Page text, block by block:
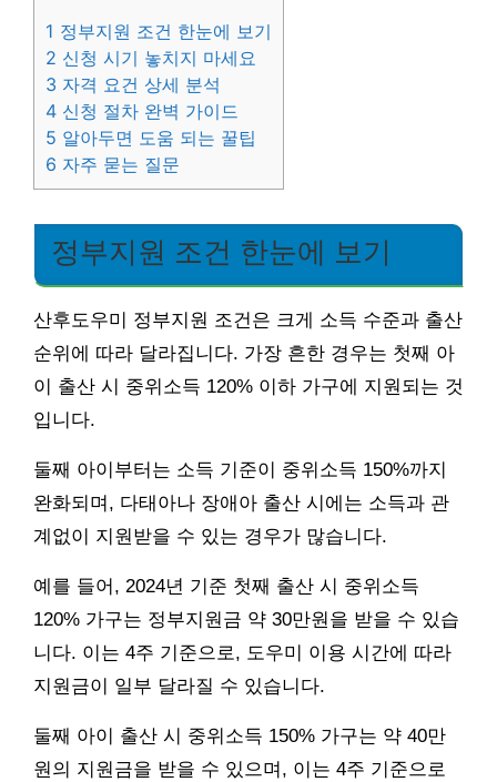
1 정부지원 조건 한눈에 보기
2 신청 시기 놓치지 마세요
3 자격 요건 상세 분석
4 신청 절차 완벽 가이드
5 알아두면 도움 되는 꿀팁
6 자주 묻는 질문
정부지원 조건 한눈에 보기
산후도우미 정부지원 조건은 크게 소득 수준과 출산
순위에 따라 달라집니다. 가장 흔한 경우는 첫째 아
이 출산 시 중위소득 120% 이하 가구에 지원되는 것
입니다.
둘째 아이부터는 소득 기준이 중위소득 150%까지
완화되며, 다태아나 장애아 출산 시에는 소득과 관
계없이 지원받을 수 있는 경우가 많습니다.
예를 들어, 2024년 기준 첫째 출산 시 중위소득
120% 가구는 정부지원금 약 30만원을 받을 수 있습
니다. 이는 4주 기준으로, 도우미 이용 시간에 따라
지원금이 일부 달라질 수 있습니다.
둘째 아이 출산 시 중위소득 150% 가구는 약 40만
원의 지원금을 받을 수 있으며, 이는 4주 기준으로